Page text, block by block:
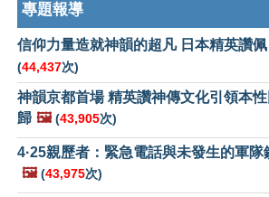
專題報導
信仰力量造就神韻的超凡 日本精英讚佩
(44,437次)
神韻京都首場 精英讚神傳文化引領本性
歸 🖼️ (43,905次)
4·25親歷者：緊急電話與未發生的軍隊
🖼️ (43,975次)